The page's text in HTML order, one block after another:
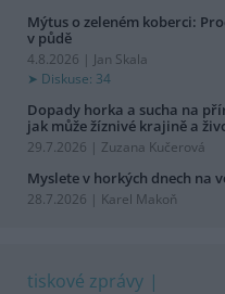
Mýtus o zeleném koberci:
v půdě
4.8.2026 | Jan Skala
Diskuse: 34
Dopady horka a sucha na
jak může žíznivé krajině a
29.7.2026 | Zuzana Kučerová
Myslete v horkých dnech na
28.7.2026 | Karel Makoň
tiskové zprávy